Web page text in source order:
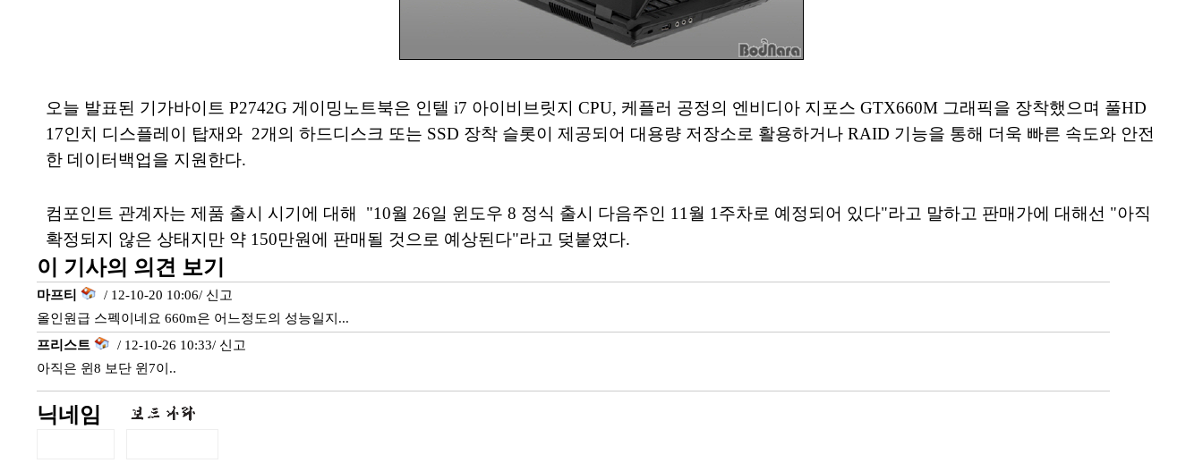
오늘 발표된 기가바이트 P2742G 게이밍노트북은 인텔 i7 아이비브릿지 CPU, 케플러 공정의 엔비디아 지포스 GTX660M 그래픽을 장착했으며 풀HD
17인치 디스플레이 탑재와 2개의 하드디스크 또는 SSD 장착 슬롯이 제공되어 대용량 저장소로 활용하거나 RAID 기능을 통해 더욱 빠른 속도와 안전
한 데이터백업을 지원한다.
컴포인트 관계자는 제품 출시 시기에 대해 "10월 26일 윈도우 8 정식 출시 다음주인 11월 1주차로 예정되어 있다"라고 말하고 판매가에 대해선 "아직
확정되지 않은 상태지만 약 150만원에 판매될 것으로 예상된다"라고 덪붙였다.
이 기사의 의견 보기
마프티 / 12-10-20 10:06/ 신고
올인원급 스펙이네요 660m은 어느정도의 성능일지...
프리스트
/ 12-10-26 10:33/ 신고
아직은 윈8 보단 윈7이..
닉네임